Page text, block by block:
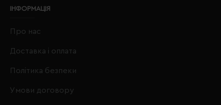
ІНФОРМАЦІЯ
Про нас
Доставка і оплата
Політика безпеки
Умови договору